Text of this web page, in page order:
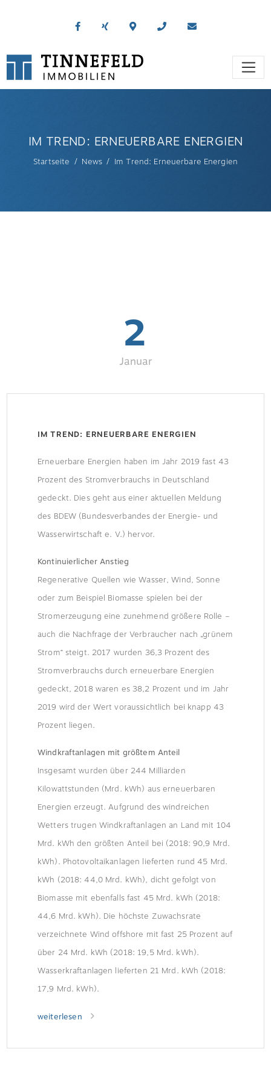
IM TREND: ERNEUERBARE ENERGIEN
Startseite News Im Trend: Erneuerbare Energien
2
Januar
IM TREND: ERNEUERBARE ENERGIEN
Erneuerbare Energien haben im Jahr 2019 fast 43
Prozent des Stromverbrauchs in Deutschland
gedeckt. Dies geht aus einer aktuellen Meldung
des BDEW (Bundesverbandes der Energie- und
Wasserwirtschaft e. V.) hervor.
Kontinuierlicher Anstieg
Regenerative Quellen wie Wasser, Wind, Sonne
oder zum Beispiel Biomasse spielen bei der
Stromerzeugung eine zunehmend größere Rolle –
auch die Nachfrage der Verbraucher nach „grünem
Strom“ steigt. 2017 wurden 36,3 Prozent des
Stromverbrauchs durch erneuerbare Energien
gedeckt, 2018 waren es 38,2 Prozent und im Jahr
2019 wird der Wert voraussichtlich bei knapp 43
Prozent liegen.
Windkraftanlagen mit größtem Anteil
Insgesamt wurden über 244 Milliarden
Kilowattstunden (Mrd. kWh) aus erneuerbaren
Energien erzeugt. Aufgrund des windreichen
Wetters trugen Windkraftanlagen an Land mit 104
Mrd. kWh den größten Anteil bei (2018: 90,9 Mrd.
kWh). Photovoltaikanlagen lieferten rund 45 Mrd.
kWh (2018: 44,0 Mrd. kWh), dicht gefolgt von
Biomasse mit ebenfalls fast 45 Mrd. kWh (2018:
44,6 Mrd. kWh). Die höchste Zuwachsrate
verzeichnete Wind offshore mit fast 25 Prozent auf
über 24 Mrd. kWh (2018: 19,5 Mrd. kWh).
Wasserkraftanlagen lieferten 21 Mrd. kWh (2018:
17,9 Mrd. kWh).
weiterlesen